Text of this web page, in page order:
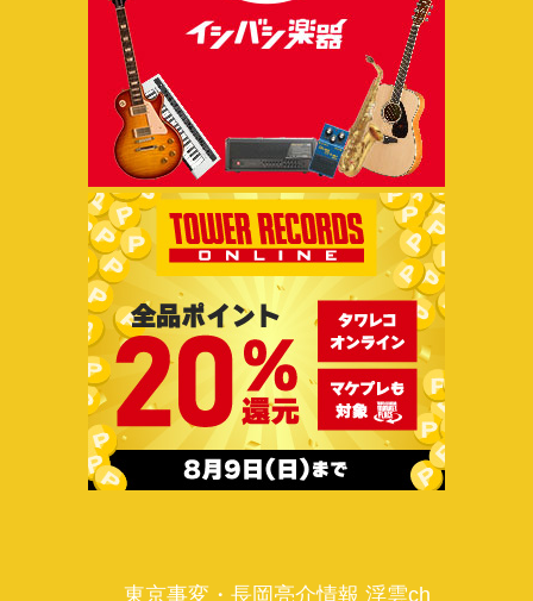
東京事変・長岡亮介情報 浮雲ch